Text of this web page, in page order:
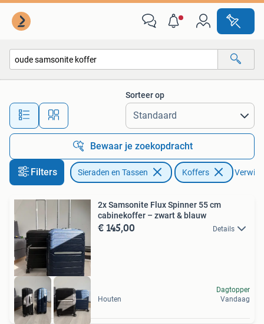
Alle afstanden…
Sorteer op
Bewaar je zoekopdracht
Filters Sieraden en Tassen Koffers
2x Samsonite Flux Spinner 55 cm
cabinekoffer – zwart & blauw
€ 145,00 Details
Houten
Dagtopper
Vandaag